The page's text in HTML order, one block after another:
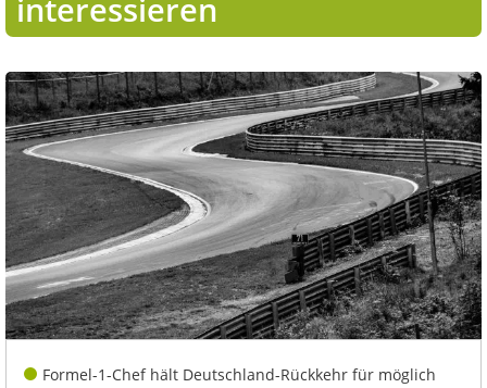
interessieren
Formel-1-Chef hält Deutschland-Rückkehr für möglich